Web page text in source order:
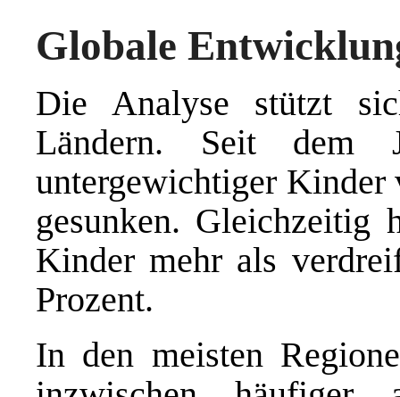
Globale
Die Analyse stützt
Ländern. Seit
untergewichtiger Kinder
gesunken.
Kinder mehr als
Prozent.
In den meisten